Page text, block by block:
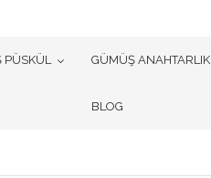
PÜSKÜL GÜMÜŞ ANAHTARLIK
BLOG